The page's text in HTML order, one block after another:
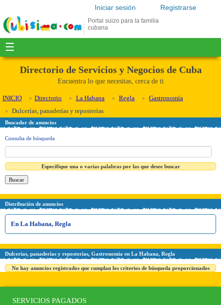
Registrarse
Iniciar sesión
Portal suizo para la familia
cubana
☰
Directorio de Servicios y Negocios de Cuba
Encuentra lo que necesitas, cerca de ti
INICIO Directorio La Habana Regla
Gastronomía
Dulcerías, panaderías y reposterías
Buscador de anuncios
Consulta de búsqueda
Especifique una o varias palabras por las que desee buscar
Distribución de anuncios
En La Habana, Regla
Dulcerías, panaderías y reposterías, Gastronomía en La Habana, Regla
No hay anuncios registrados que cumplan los criterios de búsqueda proporcionados
SERVICIOS PAGADOS